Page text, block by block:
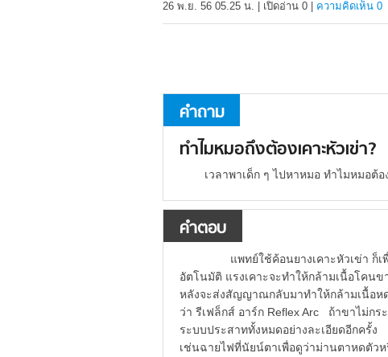
26 พ.ย. 56 05.25 น. เปิดอ่าน 0 ความคิดเห็น 0
คำถาม
ทำไมหมอถึงต้องเคาะหัวเข่า?
เวลาพาเด็ก ๆ ไปหาหมอ ทำไมหมอต้
คำตอบ
แพทย์ใช้ค้อนยางเคาะหัวเข่า ก็เ
อัตโนมัติ แรงเคาะจะทำให้กล้ามเนื้อโค
หลังจะส่งสัญญาณกลับมาทำให้กล้ามเนื้อ
ว่า รีเฟล็กส์ อาร์ก Reflex Arc ถ้าขาไม่ก
ระบบประสาททั้งหมดอย่างละเอียดอีกค
เช่นฉายไฟที่นัยน์ตาเพื่อดูว่าม่านตาหดตัว